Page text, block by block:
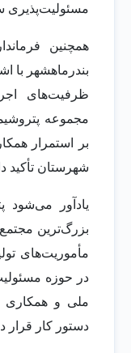
مسئولیت‌پذیری
همچنین
بندرماهشهر با
ظرفیت‌های
مجموعه
بر استمرار
شهرستان تأکید
یادآور می‌شود
بزرگ‌ترین
مأموریت‌های
در حوزه
ملی و همکاری
دستور کار قرار